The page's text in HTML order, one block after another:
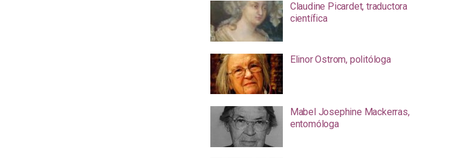
Claudine Picardet, traductora
científica
Elinor Ostrom, politóloga
Mabel Josephine Mackerras,
entomóloga